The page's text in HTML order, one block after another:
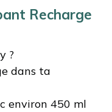
Recharge
?
dans ta
environ 450 ml